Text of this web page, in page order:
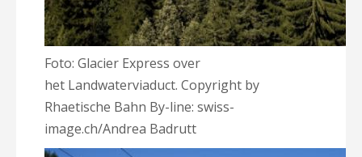
Foto: Glacier Express over
het Landwaterviaduct. Copyright by
Rhaetische Bahn By-line: swiss-
image.ch/Andrea Badrutt